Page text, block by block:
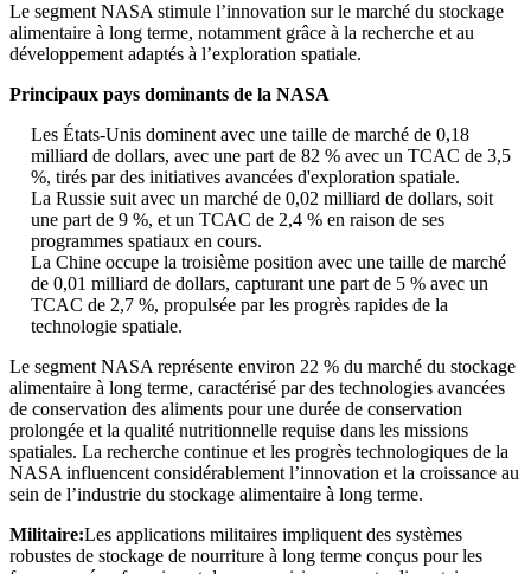
Le segment NASA stimule l’innovation sur le marché du stockage
alimentaire à long terme, notamment grâce à la recherche et au
développement adaptés à l’exploration spatiale.
Principaux pays dominants de la NASA
Les États-Unis dominent avec une taille de marché de 0,18
milliard de dollars, avec une part de 82 % avec un TCAC de 3,5
%, tirés par des initiatives avancées d'exploration spatiale.
La Russie suit avec un marché de 0,02 milliard de dollars, soit
une part de 9 %, et un TCAC de 2,4 % en raison de ses
programmes spatiaux en cours.
La Chine occupe la troisième position avec une taille de marché
de 0,01 milliard de dollars, capturant une part de 5 % avec un
TCAC de 2,7 %, propulsée par les progrès rapides de la
technologie spatiale.
Le segment NASA représente environ 22 % du marché du stockage
alimentaire à long terme, caractérisé par des technologies avancées
de conservation des aliments pour une durée de conservation
prolongée et la qualité nutritionnelle requise dans les missions
spatiales. La recherche continue et les progrès technologiques de la
NASA influencent considérablement l’innovation et la croissance au
sein de l’industrie du stockage alimentaire à long terme.
Militaire:Les applications militaires impliquent des systèmes
robustes de stockage de nourriture à long terme conçus pour les